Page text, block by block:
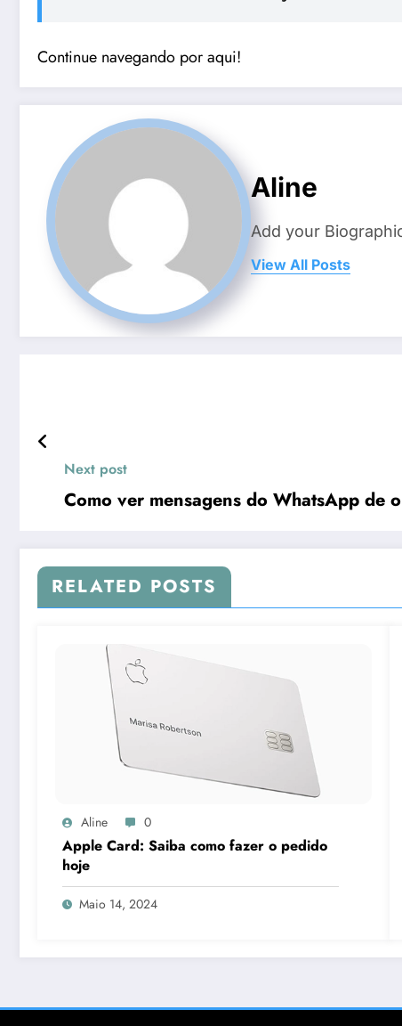
Continue navegando por aqui!
Aline
Add your
View All Posts
Next post
Como ver mensagens do WhatsApp de
RELATED POSTS
Aline 0
Apple Card: Saiba como fazer o pedido
hoje
Maio 14, 2024